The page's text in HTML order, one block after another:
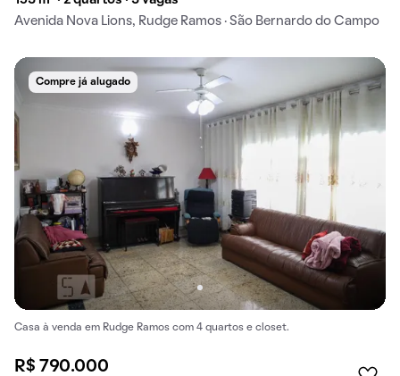
Avenida Nova Lions, Rudge Ramos · São Bernardo do Campo
Compre já alugado
Casa à venda em Rudge Ramos com 4 quartos e closet.
R$ 790.000